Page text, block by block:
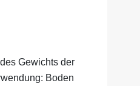
Gewichts der
Boden